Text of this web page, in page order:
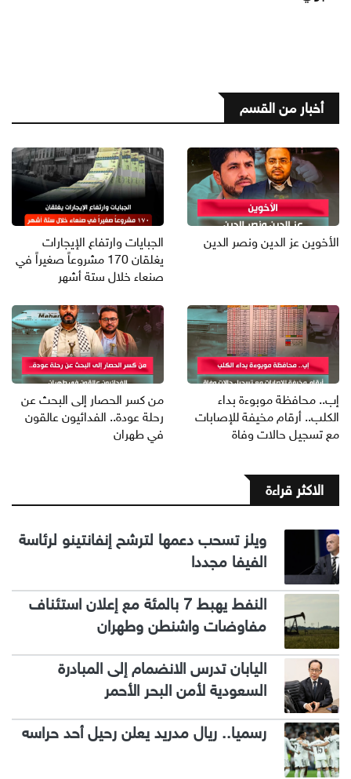
أخبار من القسم
الأخوين عز الدين ونصر الدين
الجبايات وارتفاع الإيجارات
يغلقان 170 مشروعاً صغيراً في
صنعاء خلال ستة أشهر
إب.. محافظة موبوءة بداء
الكلب.. أرقام مخيفة للإصابات
مع تسجيل حالات وفاة
من كسر الحصار إلى البحث عن
رحلة عودة.. الفدائيون عالقون
في طهران
الاكثر قراءة
ويلز تسحب دعمها لترشح إنفانتينو لرئاسة
الفيفا مجددا
النفط يهبط 7 بالمئة مع إعلان استئناف
مفاوضات واشنطن وطهران
اليابان تدرس الانضمام إلى المبادرة
السعودية لأمن البحر الأحمر
رسميا.. ريال مدريد يعلن رحيل أحد حراسه